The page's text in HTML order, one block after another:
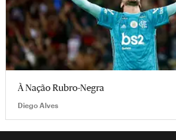
À Nação Rubro-Negra
Diego Alves